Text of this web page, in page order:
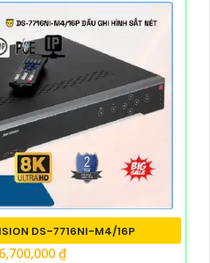
DS-7716NI-M4/16P
₫